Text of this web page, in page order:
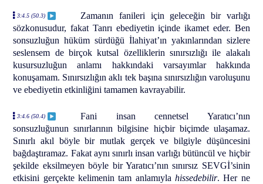
3:4.5 (50.3)
Zamanın fanileri için geleceğin bir varlığı
sözkonusudur, fakat Tanrı ebediyetin içinde ikamet eder. Ben
sonsuzluğun hüküm sürdüğü İlahiyat’ın yakınlarından sizlere
seslensem de birçok kutsal özelliklerin sınırsızlığı ile alakalı
kusursuzluğun anlamı hakkındaki varsayımlar hakkında
konuşamam. Sınırsızlığın aklı tek başına sınırsızlığın varoluşunu
ve ebediyetin etkinliğini tamamen kavrayabilir.
3:4.6 (50.4)
Fani insan cennetsel Yaratıcı’nın
sonsuzluğunun sınırlarının bilgisine hiçbir biçimde ulaşamaz.
Sınırlı akıl böyle bir mutlak gerçek ve bilgiyle düşüncesini
bağdaştıramaz. Fakat aynı sınırlı insan varlığı bütüncül ve hiçbir
şekilde eksilmeyen böyle bir Yaratıcı’nın sınırsız SEVGİ’sinin
etkisini gerçekte kelimenin tam anlamıyla hissedebilir. Her ne